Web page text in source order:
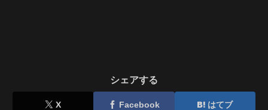
シェアする
X Facebook はてブ